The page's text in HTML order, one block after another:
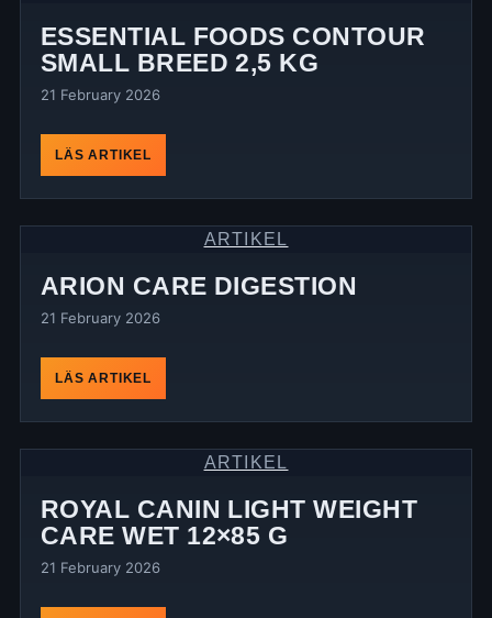
ESSENTIAL FOODS CONTOUR
SMALL BREED 2,5 KG
21 February 2026
LÄS ARTIKEL
ARTIKEL
ARION CARE DIGESTION
21 February 2026
LÄS ARTIKEL
ARTIKEL
ROYAL CANIN LIGHT WEIGHT
CARE WET 12×85 G
21 February 2026